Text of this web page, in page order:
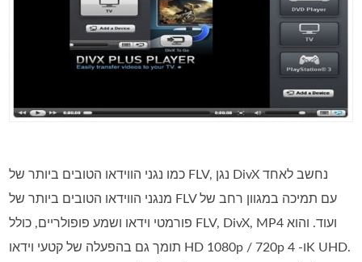
כמו נגני הווידאו הטובים ביותר של FLV, נגן DivX נחשב לאחד
מנגני הווידאו הטובים ביותר של FLV עם תמיכה במגוון רחב של
פורמטי וידאו ושמע פופולריים, כולל FLV, DivX, MP4 ועוד. והוא
תומך גם בהפעלה של קטעי וידאו HD 1080p / 720p ו- 4K UHD.